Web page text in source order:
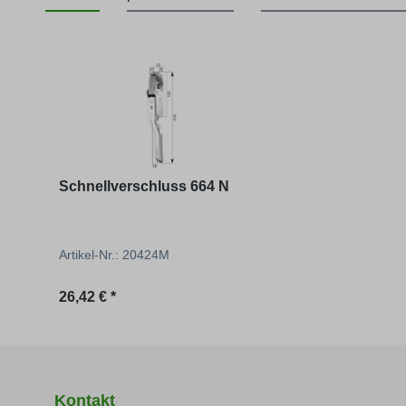
Schnellverschluss 664 N
Artikel-Nr.: 20424M
26,42 € *
Kontakt